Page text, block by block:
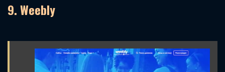
9. Weebly